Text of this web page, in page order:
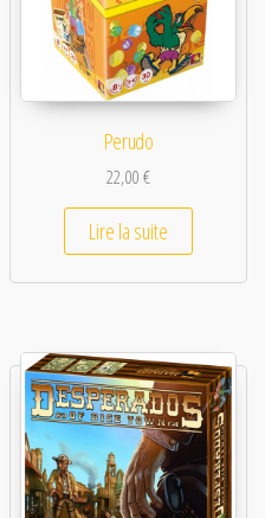
Perudo
22,00€
Lire la suite